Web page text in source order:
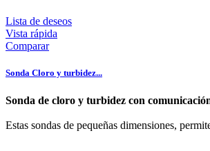
Lista de deseos
Vista rápida
Comparar
Sonda Cloro y turbidez...
Sonda de cloro y turbidez con
Estas sondas de pequeñas dimensiones,